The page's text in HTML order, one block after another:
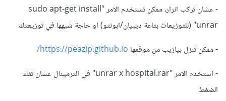
- عشان تركب انرار، ممكن تستخدم الامر "sudo apt-get install
unrar" (للتوزيعات بتاعة ديبيان/ابونتو) او حاجة شبهها في توزيعتك
- ممكن تنزل بيازيب من موقعها https://peazip.github.io/
- استخدم الامر "unrar x hospital.rar" في الترمينال عشان تفك
الضغط